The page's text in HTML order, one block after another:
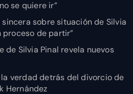
se quiere ir”
sincera sobre situación de Silvia
proceso de partir”
de Silvia Pinal revela nuevos
la verdad detrás del divorcio de
Hernández